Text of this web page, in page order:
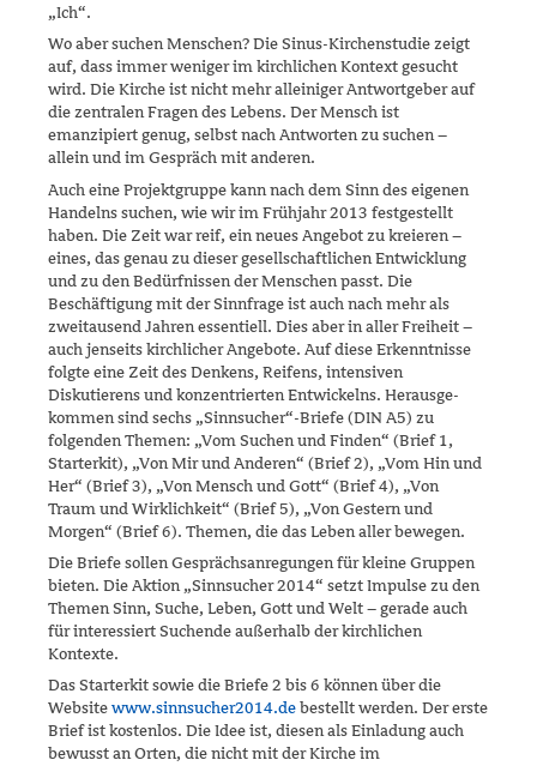
„Ich“.
Wo aber suchen Menschen? Die Sinus-Kirchenstudie zeigt
auf, dass immer weniger im kirchlichen Kontext gesucht
wird. Die Kirche ist nicht mehr alleiniger Antwortgeber auf
die zentralen Fragen des Le­bens. Der Mensch ist
emanzipiert genug, selbst nach Antworten zu suchen –
allein und im Gespräch mit anderen.
Auch eine Projektgruppe kann nach dem Sinn des eigenen
Handelns suchen, wie wir im Frühjahr 2013 festgestellt
haben. Die Zeit war reif, ein neues Angebot zu kreieren –
eines, das genau zu dieser gesellschaft­lichen Entwicklung
und zu den Bedürfnissen der Menschen passt. Die
Beschäftigung mit der Sinnfrage ist auch nach mehr als
zweitausend Jahren essentiell. Dies aber in aller Freiheit –
auch jenseits kirchlicher Angebote. Auf diese Erkenntnisse
folgte eine Zeit des Denkens, Reifens, intensiven
Diskutierens und konzentrierten Entwickelns. Herausge­
kom­men sind sechs „Sinnsucher“-Briefe (DIN A5) zu
folgenden The­men: „Vom Suchen und Finden“ (Brief 1,
Starterkit), „Von Mir und Anderen“ (Brief 2), „Vom Hin und
Her“ (Brief 3), „Von Mensch und Gott“ (Brief 4), „Von
Traum und Wirklichkeit“ (Brief 5), „Von Gestern und
Morgen“ (Brief 6). Themen, die das Leben aller bewegen.
Die Briefe sollen Gesprächsanregungen für kleine Gruppen
bieten. Die Aktion „Sinnsucher 2014“ setzt Impulse zu den
Themen Sinn, Suche, Leben, Gott und Welt – gerade auch
für interessiert Suchende außerhalb der kirchlichen
Kontexte.
Das Starterkit sowie die Briefe 2 bis 6 können über die
Website www.sinnsucher2014.de bestellt werden. Der erste
Brief ist kostenlos. Die Idee ist, diesen als Einladung auch
bewusst an Orten, die nicht mit der Kirche im